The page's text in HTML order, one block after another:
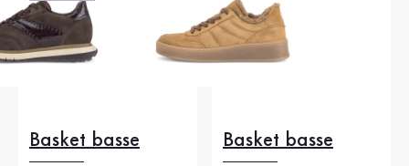
Basket basse Basket basse